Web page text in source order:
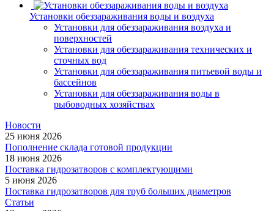
Установки обеззараживания воды и воздуха
Установки для обеззараживания воздуха и
поверхностей
Установки для обеззараживания технических и
сточных вод
Установки для обеззараживания питьевой воды и
бассейнов
Установки для обеззараживания воды в
рыбоводных хозяйствах
Новости
25 июня 2026
Пополнение склада готовой продукции
18 июня 2026
Поставка гидрозатворов с комплектующими
5 июня 2026
Поставка гидрозатворов для труб больших диаметров
Статьи